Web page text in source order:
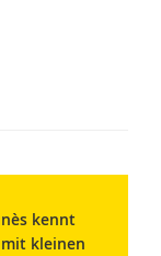
kennt
mit kleinen